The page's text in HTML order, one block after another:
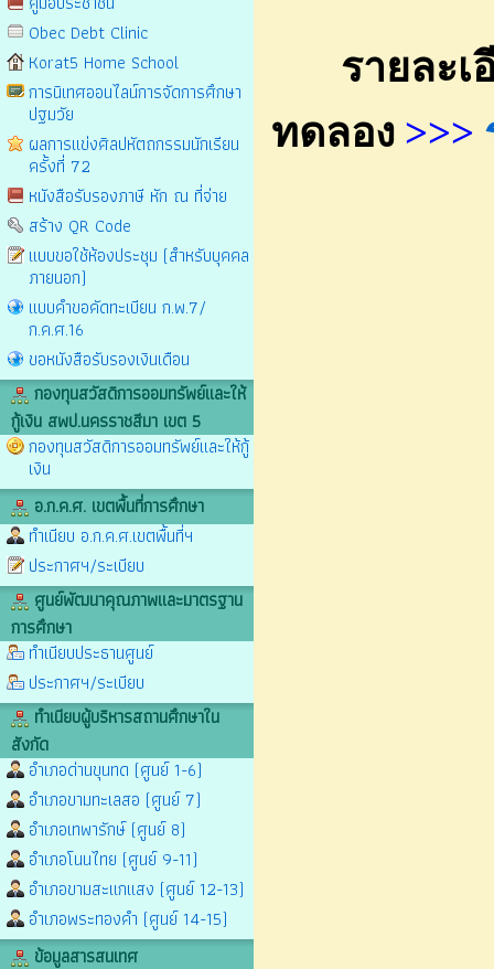
Obec Debt Clinic
Korat5 Home School
การนิเทศออนไลน์การจัดการศึกษา
ปฐมวัย
ผลการแข่งศิลปหัตถกรรมนักเรียน
ครั้งที่ 72
หนังสือรับรองภาษี หัก ณ ที่จ่าย
สร้าง QR Code
แบบขอใช้ห้องประชุม (สำหรับบุคคล
ภายนอก)
แบบคำขอคัดทะเบียน ก.พ.7/
ก.ค.ศ.16
ขอหนังสือรับรองเงินเดือน
กองทุนสวัสดิการออมทรัพย์และให้
กู้เงิน สพป.นครราชสีมา เขต 5
กองทุนสวัสดิการออมทรัพย์และให้กู้
เงิน
อ.ก.ค.ศ. เขตพื้นที่การศึกษา
ทำเนียบ อ.ก.ค.ศ.เขตพื้นที่ฯ
ประกาศฯ/ระเบียบ
ศูนย์พัฒนาคุณภาพและมาตรฐาน
การศึกษา
ทำเนียบประธานศูนย์
ประกาศฯ/ระเบียบ
ทำเนียบผู้บริหารสถานศึกษาใน
สังกัด
อำเภอด่านขุนทด (ศูนย์ 1-6)
อำเภอขามทะเลสอ (ศูนย์ 7)
อำเภอเทพารักษ์ (ศูนย์ 8)
อำเภอโนนไทย (ศูนย์ 9-11)
อำเภอขามสะแกแสง (ศูนย์ 12-13)
อำเภอพระทองคำ (ศูนย์ 14-15)
ข้อมูลสารสนเทศ
รายละเอี
ทดลอง >>>